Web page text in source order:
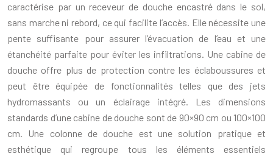
caractérise par un receveur de douche encastré dans le sol,
sans marche ni rebord, ce qui facilite l’accès. Elle nécessite une
pente suffisante pour assurer l’évacuation de l’eau et une
étanchéité parfaite pour éviter les infiltrations. Une cabine de
douche offre plus de protection contre les éclaboussures et
peut être équipée de fonctionnalités telles que des jets
hydromassants ou un éclairage intégré. Les dimensions
standards d’une cabine de douche sont de 90×90 cm ou 100×100
cm. Une colonne de douche est une solution pratique et
esthétique qui regroupe tous les éléments essentiels